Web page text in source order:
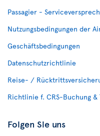
Passagier -
Nutzungsbedingungen der
Geschäftsbedingungen
Datenschutzrichtlinie
Reise- /
Richtlinie f. CRS-Buchung &
Folgen Sie uns